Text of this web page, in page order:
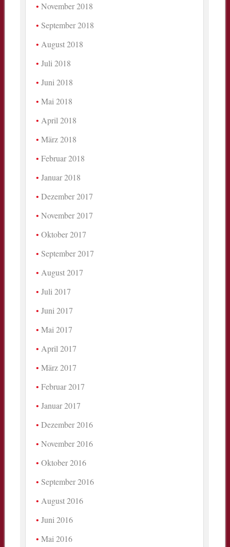
November 2018
September 2018
August 2018
Juli 2018
Juni 2018
Mai 2018
April 2018
März 2018
Februar 2018
Januar 2018
Dezember 2017
November 2017
Oktober 2017
September 2017
August 2017
Juli 2017
Juni 2017
Mai 2017
April 2017
März 2017
Februar 2017
Januar 2017
Dezember 2016
November 2016
Oktober 2016
September 2016
August 2016
Juni 2016
Mai 2016